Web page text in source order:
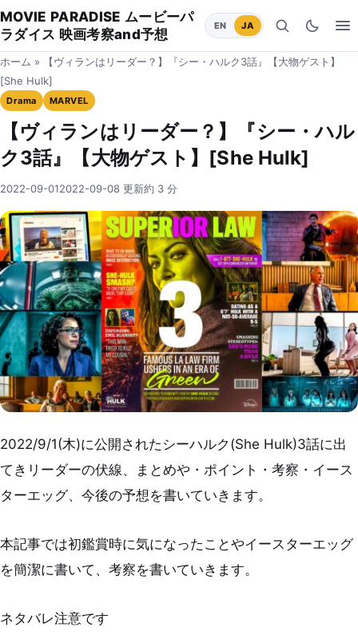
MOVIE PARADISE ムービーパ
ラダイス 映画考察and予想
EN JA 検索 ダークモ
メ
ホーム »
【ヴィランはリーダー？】『シー・ハルク3話』【大物ゲスト】
[She Hulk]
Drama MARVEL
【ヴィランはリーダー？】『シー・ハル
ク3話』【大物ゲスト】[She Hulk]
2022-09-012022-09-08 更新約 3 分
2022/9/1(木)に公開されたシーハルク(She Hulk)3話に出
てきリーダーの伏線、まとめや・ポイント・考察・イース
ターエッグ、今後の予想を書いていきます。
本記事では初鑑賞時に気になったことやイースターエッグ
を簡潔に書いて、考察を書いていきます。
ネタバレ注意です